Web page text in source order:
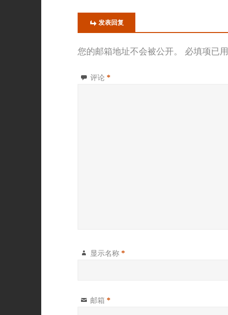
发表回复
您的邮箱地址不会被公开。 必填项已用
评论 *
显示名称 *
邮箱 *